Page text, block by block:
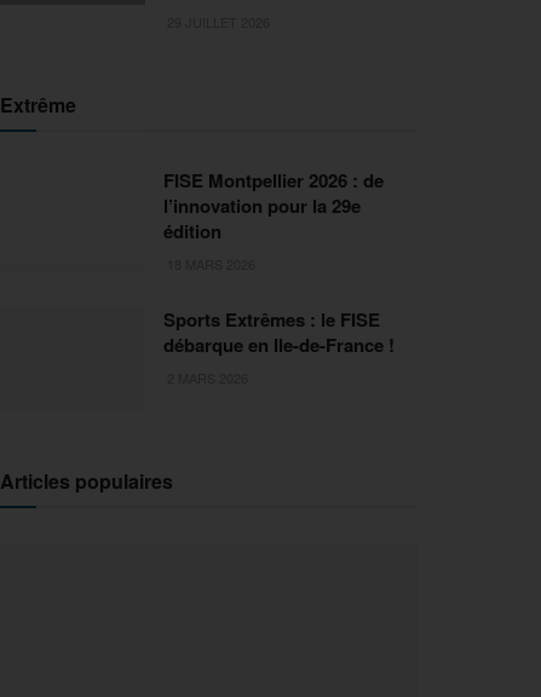
Extrême
FISE Montpellier 2026 : de
l’innovation pour la 29e
édition
Sports Extrêmes : le FISE
débarque en Ile-de-France !
Articles populaires